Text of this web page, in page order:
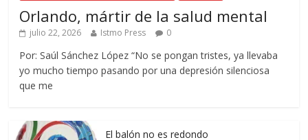
Orlando, mártir de la salud mental
julio 22, 2026 Istmo Press 0
Por: Saúl Sánchez López “No se pongan tristes, ya llevaba
yo mucho tiempo pasando por una depresión silenciosa
que me
El balón no es redondo